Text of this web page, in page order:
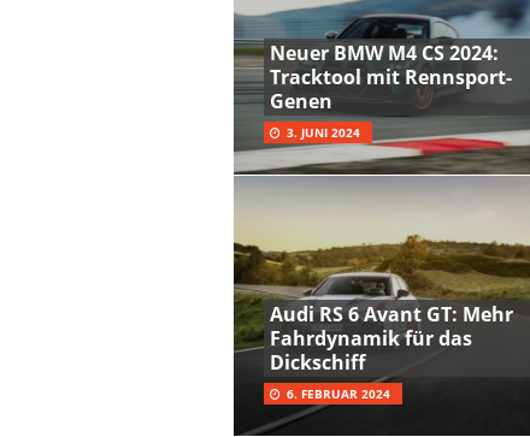
Neuer BMW M4 CS 2024:
Tracktool mit Rennsport-
Genen
3. JUNI 2024
Audi RS 6 Avant GT: Mehr
Fahrdynamik für das
Dickschiff
6. FEBRUAR 2024